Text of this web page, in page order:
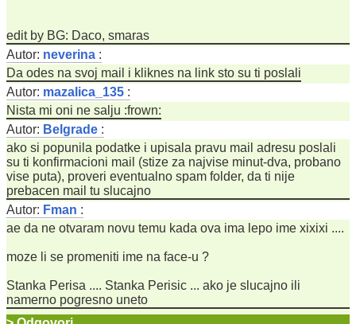
edit by BG: Daco, smaras
Autor: neverina :
Da odes na svoj mail i kliknes na link sto su ti poslali
Autor: mazalica_135 :
Nista mi oni ne salju :frown:
Autor: Belgrade :
ako si popunila podatke i upisala pravu mail adresu poslali
su ti konfirmacioni mail (stize za najvise minut-dva, probano
vise puta), proveri eventualno spam folder, da ti nije
prebacen mail tu slucajno
Autor: Fman :
ae da ne otvaram novu temu kada ova ima lepo ime xixixi ....
moze li se promeniti ime na face-u ?
Stanka Perisa .... Stanka Perisic ... ako je slucajno ili
namerno pogresno uneto